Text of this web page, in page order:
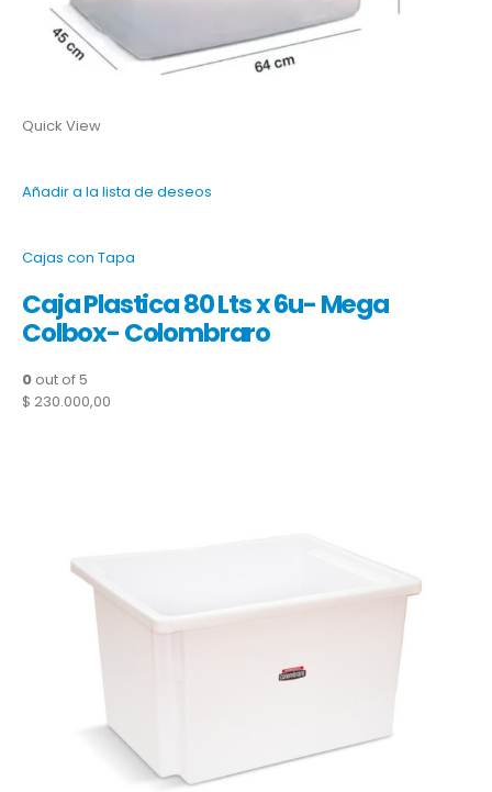
Quick View
Añadir a la lista de deseos
Cajas con Tapa
Caja Plastica 80 Lts x 6u- Mega
Colbox- Colombraro
0 out of 5
$ 230.000,00